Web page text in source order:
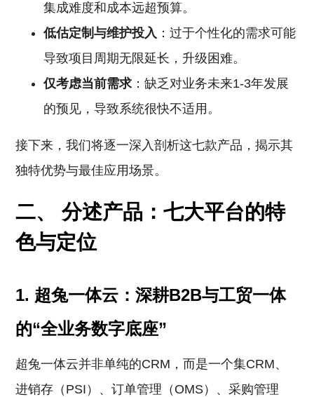
集成难度和成本远超预算。
低估定制与维护投入 ：过于个性化的需求可能
导致项目周期无限延长，升级困难。
仅考虑当前需求 ：缺乏对业务未来1-3年发展
的预见，导致系统很快不适用。
接下来，我们将逐一深入剖析这七款产品，揭示其
独特优势与最佳应用场景。
二、 分述产品：七大平台的特
色与定位
1. 超兔一体云：深耕B2B与工贸一体
的“全业务数字底座”
超兔一体云并非单纯的CRM，而是一个集CRM、
进销存（PSI）、订单管理（OMS）、采购管理